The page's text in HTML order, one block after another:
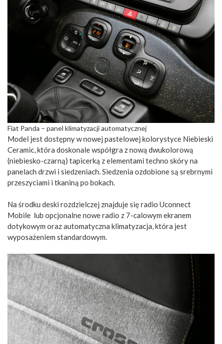
Fiat Panda – panel klimatyzacji automatycznej
Model jest dostępny w nowej pastelowej kolorystyce Niebieski
Ceramic, która doskonale współgra z nową dwukolorową
(niebiesko-czarną) tapicerką z elementami techno skóry na
panelach drzwi i siedzeniach. Siedzenia ozdobione są srebrnymi
przeszyciami i tkaniną po bokach.
Na środku deski rozdzielczej znajduje się radio Uconnect
Mobile lub opcjonalne nowe radio z 7-calowym ekranem
dotykowym oraz automatyczna klimatyzacja, która jest
wyposażeniem standardowym.